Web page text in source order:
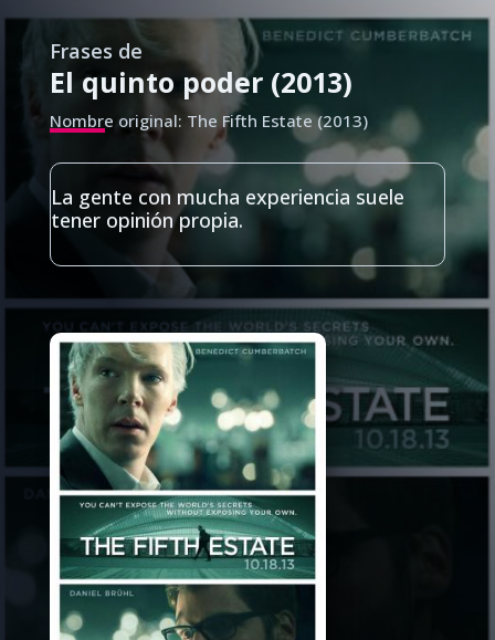
Frases de
El quinto poder (2013)
Nombre original: The Fifth Estate (2013)
La gente con mucha experiencia suele
tener opinión propia.